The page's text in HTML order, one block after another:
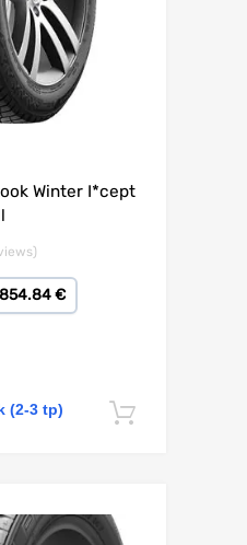
Winter I*cept
854.84 €
(2-3 tp)